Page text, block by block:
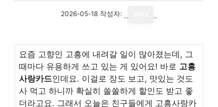
2026-05-18 작성자:
요즘 고향인 고흥에 내려갈 일이 많아졌는데, 그
때마다 유용하게 쓰고 있는 게 있어요! 바로 고흥
사랑카드인데요. 이걸로 장도 보고, 맛있는 것도
사 먹고 하니까 확실히 쏠쏠하게 할인도 받고 좋
더라고요. 그래서 오늘은 친구들에게 고흥사랑카